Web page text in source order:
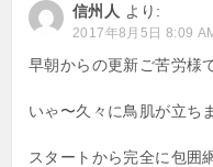
シ
ョ
信州人 より:
2017年8月5日 8:09
早朝からの更新ご苦労様
いゃ〜久々に鳥肌が立ち
スタートから完全に包囲